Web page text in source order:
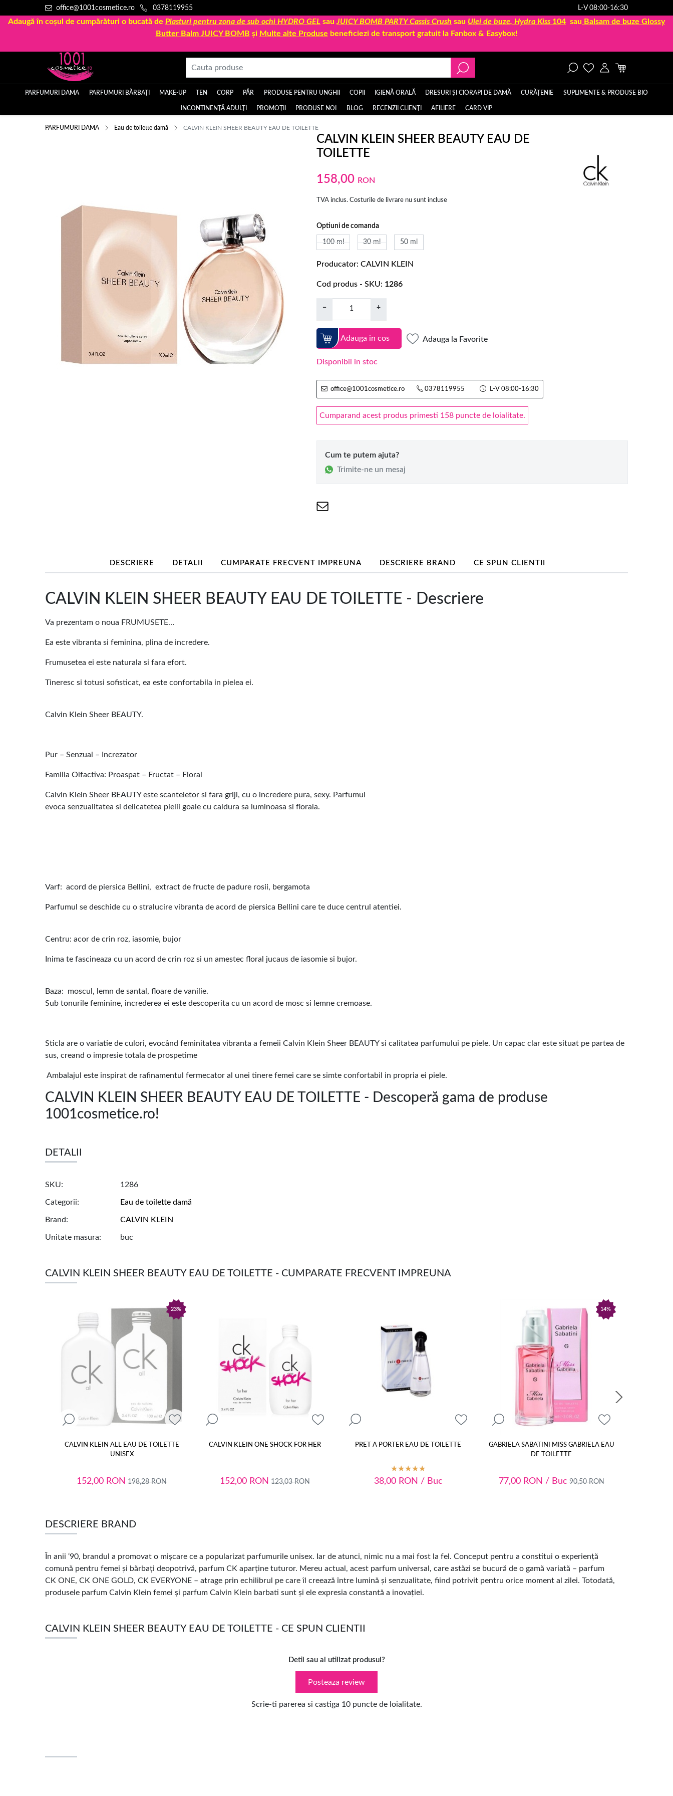
office@1001cosmetice.ro 0378119955 L-V 08:00-16:30
Adaugă în coșul de cumpărături o bucată de Plasturi pentru zona de sub ochi HYDRO GEL sau JUICY BOMB PARTY Cassis Crush sau Ulei de buze, Hydra Kiss 104 sau Balsam de buze Glossy
Butter Balm JUICY BOMB și Multe alte Produse beneficiezi de transport gratuit la Fanbox & Easybox!
PARFUMURI DAMA PARFUMURI BĂRBAȚI MAKE-UP TEN CORP PĂR PRODUSE PENTRU UNGHII COPII IGIENĂ ORALĂ DRESURI ȘI CIORAPI DE DAMĂ CURĂȚENIE SUPLIMENTE & PRODUSE BIO
INCONTINENȚĂ ADULȚI PROMOȚII PRODUSE NOI BLOG RECENZII CLIENȚI AFILIERE CARD VIP
PARFUMURI DAMA Eau de toilette damă CALVIN KLEIN SHEER BEAUTY EAU DE TOILETTE
CALVIN KLEIN SHEER BEAUTY EAU DE
TOILETTE
158,00 RON
TVA inclus. Costurile de livrare nu sunt incluse
Optiuni de comanda
100 ml 30 ml 50 ml
Producator CALVIN KLEIN
Cod produs - SKU 1286
− +
Adauga in cos Adauga la Favorite
Disponibil in stoc
office@1001cosmetice.ro 0378119955 L-V 08:00-16:30
Cumparand acest produs primesti 158 puncte de loialitate.
Cum te putem ajuta?
Trimite-ne un mesaj
DESCRIERE DETALII CUMPARATE FRECVENT IMPREUNA DESCRIERE BRAND CE SPUN CLIENTII
CALVIN KLEIN SHEER BEAUTY EAU DE TOILETTE - Descriere
Va prezentam o noua FRUMUSETE…
Ea este vibranta si feminina, plina de incredere.
Frumusetea ei este naturala si fara efort.
Tineresc si totusi sofisticat, ea este confortabila in pielea ei.
Calvin Klein Sheer BEAUTY.
Pur – Senzual – Increzator
Familia Olfactiva: Proaspat – Fructat – Floral
Calvin Klein Sheer BEAUTY este scanteietor si fara griji, cu o incredere pura, sexy. Parfumul
evoca senzualitatea si delicatetea pielii goale cu caldura sa luminoasa si florala.
Varf: acord de piersica Bellini, extract de fructe de padure rosii, bergamota
Parfumul se deschide cu o stralucire vibranta de acord de piersica Bellini care te duce centrul atentiei.
Centru: acor de crin roz, iasomie, bujor
Inima te fascineaza cu un acord de crin roz si un amestec floral jucaus de iasomie si bujor.
Baza: moscul, lemn de santal, floare de vanilie.
Sub tonurile feminine, increderea ei este descoperita cu un acord de mosc si lemne cremoase.
Sticla are o variatie de culori, evocând feminitatea vibranta a femeii Calvin Klein Sheer BEAUTY si calitatea parfumului pe piele. Un capac clar este situat pe partea de
sus, creand o impresie totala de prospetime
Ambalajul este inspirat de rafinamentul fermecator al unei tinere femei care se simte confortabil in propria ei piele.
CALVIN KLEIN SHEER BEAUTY EAU DE TOILETTE - Descoperă gama de produse
1001cosmetice.ro!
DETALII
SKU 1286
Categorii Eau de toilette damă
Brand CALVIN KLEIN
Unitate masura buc
CALVIN KLEIN SHEER BEAUTY EAU DE TOILETTE - CUMPARATE FRECVENT IMPREUNA
23%
CALVIN KLEIN ALL EAU DE TOILETTE
UNISEX
152,00 RON 198,28RON
CALVIN KLEIN ONE SHOCK FOR HER
152,00 RON 123,03RON
PRET A PORTER EAU DE TOILETTE
38,00 RON / Buc
14%
GABRIELA SABATINI MISS GABRIELA EAU
DE TOILETTE
77,00 RON / Buc 90,50RON
DESCRIERE BRAND
În anii ‘90, brandul a promovat o mișcare ce a popularizat parfumurile unisex. Iar de atunci, nimic nu a mai fost la fel. Conceput pentru a constitui o experiență
comună pentru femei și bărbați deopotrivă, parfum CK aparține tuturor. Mereu actual, acest parfum universal, care astăzi se bucură de o gamă variată – parfum
CK ONE, CK ONE GOLD, CK EVERYONE – atrage prin echilibrul pe care îl creează între lumină și senzualitate, fiind potrivit pentru orice moment al zilei. Totodată,
produsele parfum Calvin Klein femei și parfum Calvin Klein barbati sunt și ele expresia constantă a inovației.
CALVIN KLEIN SHEER BEAUTY EAU DE TOILETTE - CE SPUN CLIENTII
Detii sau ai utilizat produsul?
Posteaza review
Scrie-ti parerea si castiga 10 puncte de loialitate.